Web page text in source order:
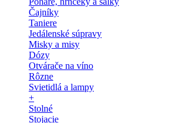
Čajníky
Taniere
Jedálenské súpravy
Misky a misy
Dózy
Otvárače na víno
Rôzne
Svietidlá a lampy
+
Stolné
Stojacie